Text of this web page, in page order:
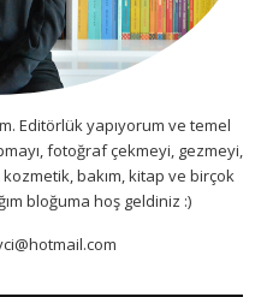
Editörlük yapıyorum ve temel
fotoğraf çekmeyi, gezmeyi,
bakım, kitap ve birçok
bloğuma hoş geldiniz :)